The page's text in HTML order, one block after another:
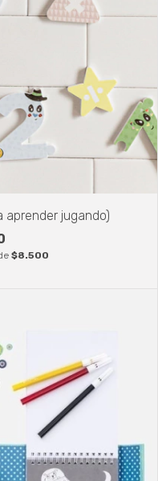
aprender jugando)
$8.500